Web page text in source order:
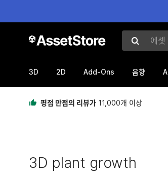
에셋 검색
3D 2D Add-Ons 음향
평점 만점의 리뷰가 11,000개 이상
3D plant growth